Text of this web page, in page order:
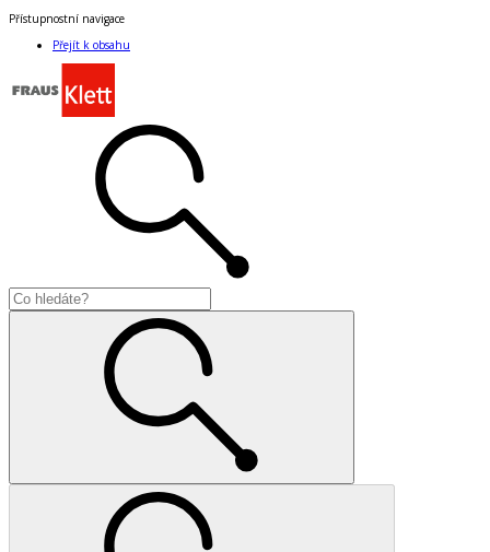
Přístupnostní navigace
Přejít k obsahu